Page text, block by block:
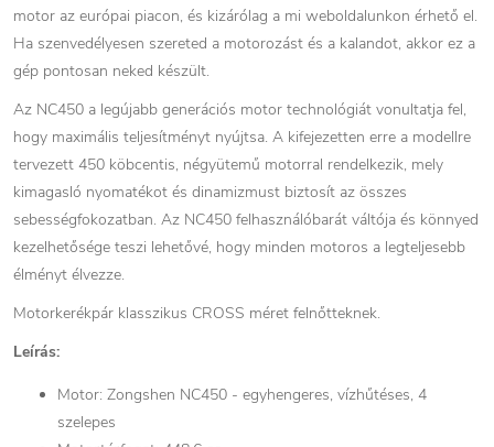
motor az európai piacon, és kizárólag a mi weboldalunkon érhető el.
Ha szenvedélyesen szereted a motorozást és a kalandot, akkor ez a
gép pontosan neked készült.
Az NC450 a legújabb generációs motor technológiát vonultatja fel,
hogy maximális teljesítményt nyújtsa. A kifejezetten erre a modellre
tervezett 450 köbcentis, négyütemű motorral rendelkezik, mely
kimagasló nyomatékot és dinamizmust biztosít az összes
sebességfokozatban. Az NC450 felhasználóbarát váltója és könnyed
kezelhetősége teszi lehetővé, hogy minden motoros a legteljesebb
élményt élvezze.
Motorkerékpár klasszikus CROSS méret felnőtteknek.
Leírás:
Motor: Zongshen NC450 - egyhengeres, vízhűtéses, 4
szelepes